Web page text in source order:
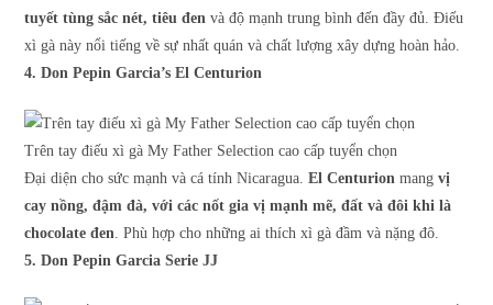
tuyết tùng sắc nét, tiêu đen và độ mạnh trung bình đến đầy đủ. Điếu
xì gà này nổi tiếng về sự nhất quán và chất lượng xây dựng hoàn hảo.
4. Don Pepin Garcia’s El Centurion
Trên tay điếu xì gà My Father Selection cao cấp tuyển chọn
Đại diện cho sức mạnh và cá tính Nicaragua.El Centurion mangvị
cay nồng, đậm đà, với các nốt gia vị mạnh mẽ, đất và đôi khi là
chocolate đen . Phù hợp cho những ai thích xì gà đầm và nặng đô.
5. Don Pepin Garcia Serie JJ